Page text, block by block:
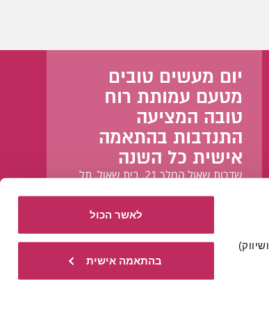
לאשר הכול
בהתאמה אישית
יום מעשים טובים
מטעם עמותת רוח
טובה המציעה
התנדבות בהתאמה
אישית כל השנה
שדרות שאול המלך 21, בית שאול, תל